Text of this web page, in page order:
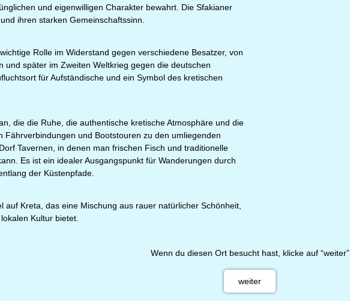
und eigenwilligen Charakter bewahrt. Die Sfakianer
ihren starken Gemeinschaftssinn.
Rolle im Widerstand gegen verschiedene Besatzer, von
und später im Zweiten Weltkrieg gegen die deutschen
für Aufständische und ein Symbol des kretischen
die die Ruhe, die authentische kretische Atmosphäre und die
Fährverbindungen und Bootstouren zu den umliegenden
Tavernen, in denen man frischen Fisch und traditionelle
Es ist ein idealer Ausgangspunkt für Wanderungen durch
der Küstenpfade.
auf Kreta, das eine Mischung aus rauer natürlicher Schönheit,
Kultur bietet.
Wenn du diesen Ort besucht hast, klicke auf “weiter”
weiter